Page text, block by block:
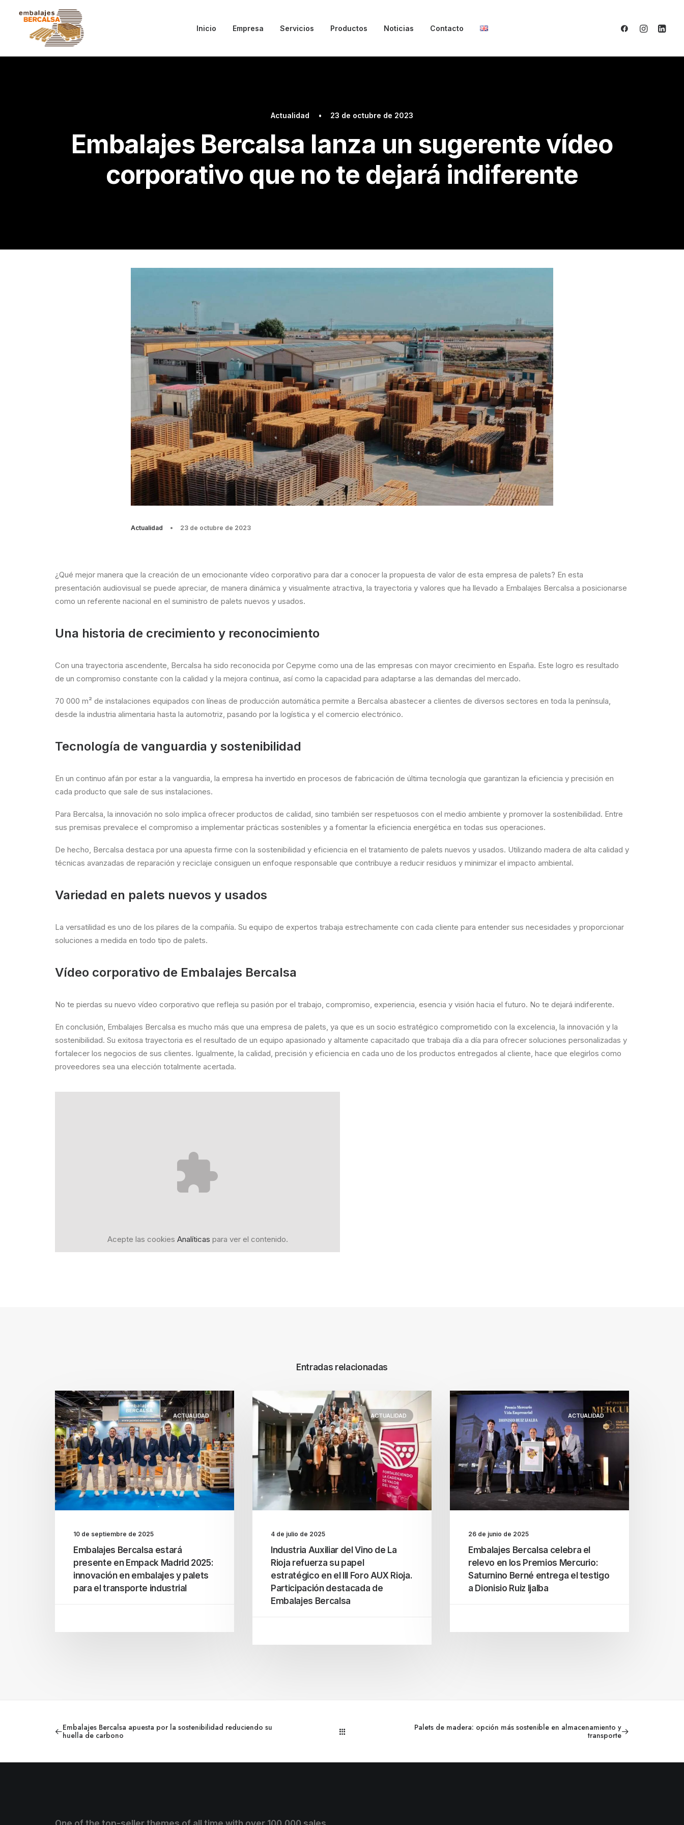
Inicio Empresa Servicios Productos Noticias Contacto
Actualidad • 23 de octubre de 2023
Embalajes Bercalsa lanza un sugerente vídeo
corporativo que no te dejará indiferente
Actualidad • 23 de octubre de 2023
¿Qué mejor manera que la creación de un emocionante vídeo corporativo para dar a conocer la propuesta de valor de esta empresa de palets? En esta
presentación audiovisual se puede apreciar, de manera dinámica y visualmente atractiva, la trayectoria y valores que ha llevado a Embalajes Bercalsa a posicionarse
como un referente nacional en el suministro de palets nuevos y usados.
Una historia de crecimiento y reconocimiento
Con una trayectoria ascendente, Bercalsa ha sido reconocida por Cepyme como una de las empresas con mayor crecimiento en España. Este logro es resultado
de un compromiso constante con la calidad y la mejora continua, así como la capacidad para adaptarse a las demandas del mercado.
70 000 m² de instalaciones equipados con líneas de producción automática permite a Bercalsa abastecer a clientes de diversos sectores en toda la península,
desde la industria alimentaria hasta la automotriz, pasando por la logística y el comercio electrónico.
Tecnología de vanguardia y sostenibilidad
En un continuo afán por estar a la vanguardia, la empresa ha invertido en procesos de fabricación de última tecnología que garantizan la eficiencia y precisión en
cada producto que sale de sus instalaciones.
Para Bercalsa, la innovación no solo implica ofrecer productos de calidad, sino también ser respetuosos con el medio ambiente y promover la sostenibilidad. Entre
sus premisas prevalece el compromiso a implementar prácticas sostenibles y a fomentar la eficiencia energética en todas sus operaciones.
De hecho, Bercalsa destaca por una apuesta firme con la sostenibilidad y eficiencia en el tratamiento de palets nuevos y usados. Utilizando madera de alta calidad y
técnicas avanzadas de reparación y reciclaje consiguen un enfoque responsable que contribuye a reducir residuos y minimizar el impacto ambiental.
Variedad en palets nuevos y usados
La versatilidad es uno de los pilares de la compañía. Su equipo de expertos trabaja estrechamente con cada cliente para entender sus necesidades y proporcionar
soluciones a medida en todo tipo de palets.
Vídeo corporativo de Embalajes Bercalsa
No te pierdas su nuevo vídeo corporativo que refleja su pasión por el trabajo, compromiso, experiencia, esencia y visión hacia el futuro. No te dejará indiferente.
En conclusión, Embalajes Bercalsa es mucho más que una empresa de palets, ya que es un socio estratégico comprometido con la excelencia, la innovación y la
sostenibilidad. Su exitosa trayectoria es el resultado de un equipo apasionado y altamente capacitado que trabaja día a día para ofrecer soluciones personalizadas y
fortalecer los negocios de sus clientes. Igualmente, la calidad, precisión y eficiencia en cada uno de los productos entregados al cliente, hace que elegirlos como
proveedores sea una elección totalmente acertada.
Acepte las cookies Analíticas para ver el contenido.
Entradas relacionadas
ACTUALIDAD
10 de septiembre de 2025
Embalajes Bercalsa estará
presente en Empack Madrid 2025:
innovación en embalajes y palets
para el transporte industrial
ACTUALIDAD
4 de julio de 2025
Industria Auxiliar del Vino de La
Rioja refuerza su papel
estratégico en el III Foro AUX Rioja.
Participación destacada de
Embalajes Bercalsa
ACTUALIDAD
26 de junio de 2025
Embalajes Bercalsa celebra el
relevo en los Premios Mercurio:
Saturnino Berné entrega el testigo
a Dionisio Ruiz Ijalba
Embalajes Bercalsa apuesta por la sostenibilidad reduciendo su
huella de carbono
Palets de madera: opción más sostenible en almacenamiento y
transporte